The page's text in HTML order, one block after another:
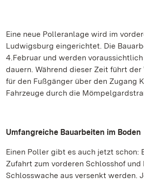
Eine neue Polleranlage wird im
Ludwigsburg eingerichtet. Die
4.Februar und werden voraussichtlich
dauern. Während dieser Zeit führt der
für den Fußgänger über den Zugang
Fahrzeuge durch die
Umfangreiche Bauarbeiten im Boden
Einen Poller gibt es auch jetzt schon:
Zufahrt zum vorderen Schlosshof und
Schlosswache aus versenkt werden.